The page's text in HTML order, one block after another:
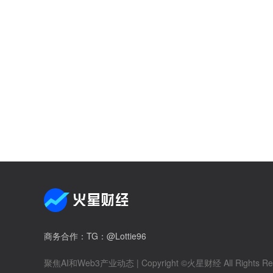
商务合作 ：TG：@Lottie96
聚焦AI和Web3产业动态 | Copyright ©火星财经 All Rights